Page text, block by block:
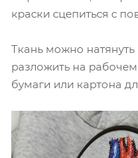
краски сцепиться с
Ткань можно
разложить на
бумаги или картона